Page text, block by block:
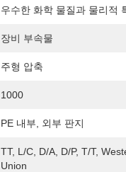
우수한 화학 물질과 물리적
장비 부속물
주형 압축
1000
PE 내부, 외부 판지
TT, L/C, D/A, D/P, T/T,
Union